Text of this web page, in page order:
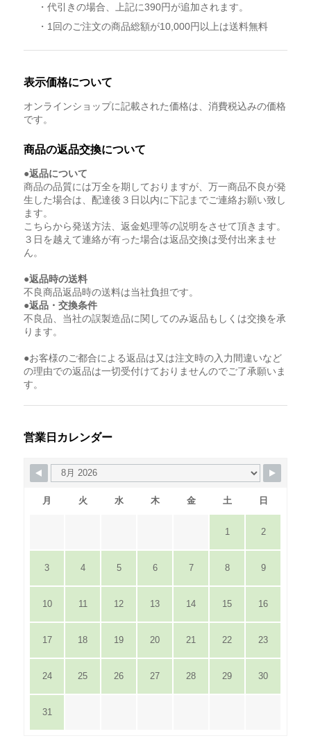
・代引きの場合、上記に390円が追加されます。
・1回のご注文の商品総額が10,000円以上は送料無料
表示価格について
オンラインショップに記載された価格は、消費税込みの価格
です。
商品の返品交換について
●返品について
商品の品質には万全を期しておりますが、万一商品不良が発
生した場合は、配達後３日以内に下記までご連絡お願い致し
ます。
こちらから発送方法、返金処理等の説明をさせて頂きます。
３日を越えて連絡が有った場合は返品交換は受付出来ませ
ん。
●返品時の送料
不良商品返品時の送料は当社負担です。
●返品・交換条件
不良品、当社の誤製造品に関してのみ返品もしくは交換を承
ります。
●お客様のご都合による返品は又は注文時の入力間違いなど
の理由での返品は一切受付けておりませんのでご了承願いま
す。
営業日カレンダー
月 火 水 木 金 土 日
1 2
3 4 5 6 7 8 9
10 11 12 13 14 15 16
17 18 19 20 21 22 23
24 25 26 27 28 29 30
31